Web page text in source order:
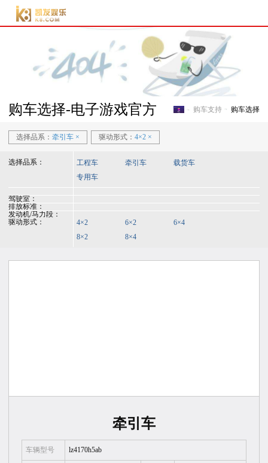
电子游戏官方-电子游
购车选择-电子游戏官方 购车支持 购车选择
选择品系： 牵引车 × 驱动形式： 4×2 ×
选择品系： 工程车 牵引车
载货车
专用车
驾驶室：
排放标准：
发动机/马力段：
驱动形式：
4×2 6×2
6×4
8×2
8×4
牵引车
车辆型号 lz4170h5ab